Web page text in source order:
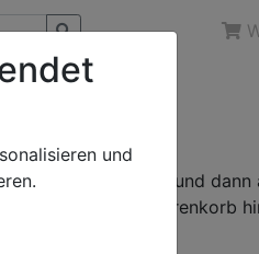
Foto klicken und
Lizenz zum Warenkorb
und